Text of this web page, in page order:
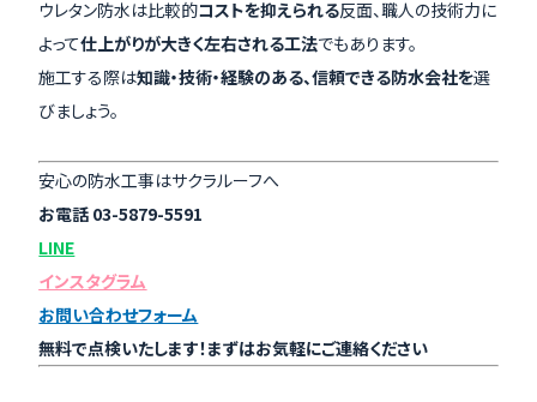
ウレタン防水は比較的コストを抑えられる反面、職人の技術力に
よって仕上がりが大きく左右される工法でもあります。
施工する際は知識・技術・経験のある、信頼できる防水会社を選
びましょう。
安心の防水工事はサクラルーフへ
お電話 03-5879-5591
LINE
インスタグラム
お問い合わせフォーム
無料で点検いたします！まずはお気軽にご連絡ください